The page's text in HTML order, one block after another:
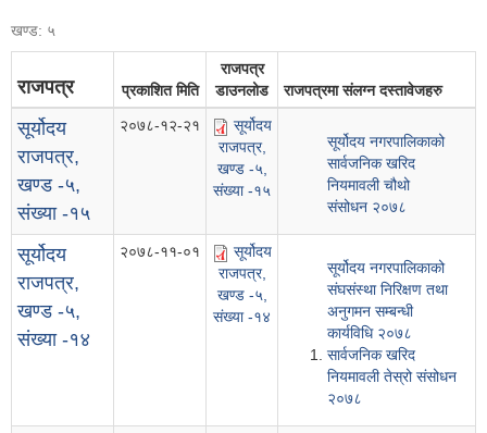
खण्ड: ५
राजपत्र प्रकाशित मिति
राजपत्र
डाउनलोड
राजपत्रमा संलग्न दस्तावेजहरु
सूर्योदय
राजपत्र,
खण्ड -५,
संख्या -१५
२०७८-१२-२१
सूर्योदय
राजपत्र,
खण्ड -५,
संख्या -१५
सूर्योदय नगरपालिकाको
सार्वजनिक खरिद
नियमावली चौथो
संसोधन २०७८
सूर्योदय
राजपत्र,
खण्ड -५,
संख्या -१४
२०७८-११-०१
सूर्योदय
राजपत्र,
खण्ड -५,
संख्या -१४
सूर्योदय नगरपालिकाको
संघसंस्था निरिक्षण तथा
अनुगमन सम्बन्धी
कार्यविधि २०७८
सार्वजनिक खरिद
नियमावली तेस्रो संसोधन
२०७८